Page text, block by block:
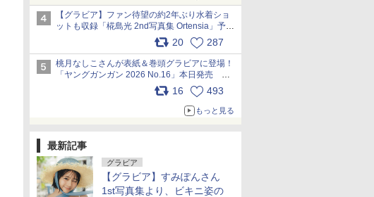
【グラビア】ファン待望の約2年ぶり水着ショ
ットも収録「椛島光 2nd写真集 Ortensia」予約
20 287
桃月なしこさんが表紙＆巻頭グラビアに登場！
「ヤングガンガン 2026 No.16」本日発売
16 493
もっと見る
最新記事
グラビア
【グラビア】すみぽんさん
1st写真集より、ビキニ姿の